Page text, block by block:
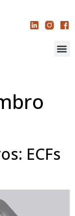
ECFs